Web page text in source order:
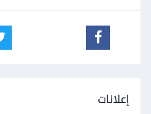
إعلانات